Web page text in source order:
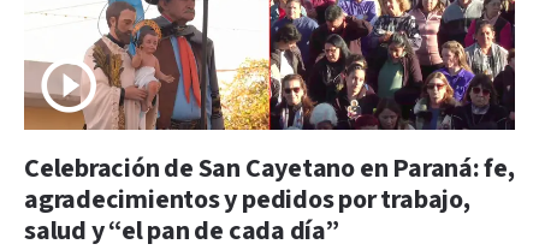
Celebración de San Cayetano en Paraná: fe,
agradecimientos y pedidos por trabajo,
salud y “el pan de cada día”